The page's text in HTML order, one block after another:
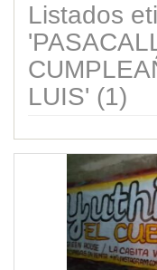
Listados
LUIS' (1)